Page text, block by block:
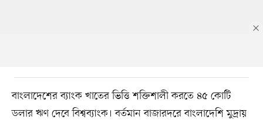
বাংলাদেশের ব্যাংক খাতের ভিত্তি শক্তিশালী করতে ৪৫ কোটি
ডলার ঋণ দেবে বিশ্বব্যাংক। বর্তমান বাজারদরে বাংলাদেশি মুদ্রায়